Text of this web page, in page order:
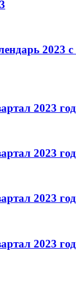
2023
2023
2023
2023
2023